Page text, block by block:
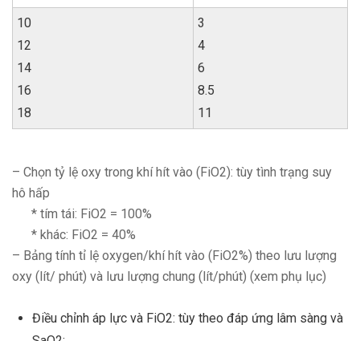
10
12
14
16
18
3
4
6
8.5
11
– Chọn tỷ lệ oxy trong khí hít vào (FiO2): tùy tình trạng suy
hô hấp
* tím tái: FiO2 = 100%
* khác: FiO2 = 40%
– Bảng tính tỉ lệ oxygen/khí hít vào (FiO2%) theo lưu lượng
oxy (lít/ phút) và lưu lượng chung (lít/phút) (xem phụ lục)
Điều chỉnh áp lực và FiO2: tùy theo đáp ứng lâm sàng và